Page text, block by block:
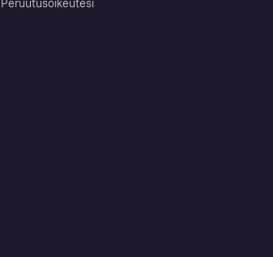
Peruutusoikeutesi